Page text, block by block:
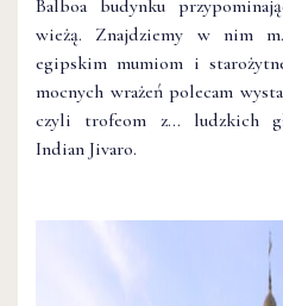
Balboa budynku
wieżą. Znajdziemy w nim
egipskim mumiom i
mocnych wrażeń polecam
czyli trofeom z… ludzkich
Indian Jivaro.